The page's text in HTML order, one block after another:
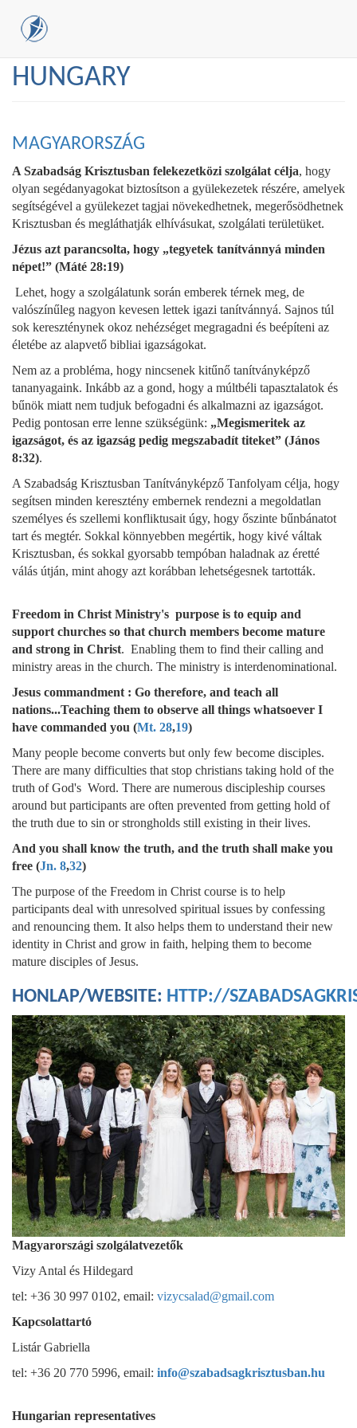
Skip
HUNGARY
MAGYARORSZÁG
A Szabadság Krisztusban felekezetközi szolgálat célja, hogy
olyan segédanyagokat biztosítson a gyülekezetek részére, amelyek
segítségével a gyülekezet tagjai növekedhetnek, megerősödhetnek
Krisztusban és megláthatják elhívásukat, szolgálati területüket.
Jézus azt parancsolta, hogy „tegyetek tanítvánnyá minden
népet!” (Máté 28:19)
Lehet, hogy a szolgálatunk során emberek térnek meg, de
valószínűleg nagyon kevesen lettek igazi tanítvánnyá. Sajnos túl
sok kereszténynek okoz nehézséget megragadni és beépíteni az
életébe az alapvető bibliai igazságokat.
Nem az a probléma, hogy nincsenek kitűnő tanítványképző
tananyagaink. Inkább az a gond, hogy a múltbéli tapasztalatok és
bűnök miatt nem tudjuk befogadni és alkalmazni az igazságot.
Pedig pontosan erre lenne szükségünk: „Megismeritek az
igazságot, és az igazság pedig megszabadít titeket” (János
8:32).
A Szabadság Krisztusban Tanítványképző Tanfolyam célja, hogy
segítsen minden keresztény embernek rendezni a megoldatlan
személyes és szellemi konfliktusait úgy, hogy őszinte bűnbánatot
tart és megtér. Sokkal könnyebben megértik, hogy kivé váltak
Krisztusban, és sokkal gyorsabb tempóban haladnak az éretté
válás útján, mint ahogy azt korábban lehetségesnek tartották.
Freedom in Christ Ministry's purpose is to equip and
support churches so that church members become mature
and strong in Christ. Enabling them to find their calling and
ministry areas in the church. The ministry is interdenominational.
Jesus commandment : Go therefore, and teach all
nations...Teaching them to observe all things whatsoever I
have commanded you (Mt. 28,19)
Many people become converts but only few become disciples.
There are many difficulties that stop christians taking hold of the
truth of God's Word. There are numerous discipleship courses
around but participants are often prevented from getting hold of
the truth due to sin or strongholds still existing in their lives.
And you shall know the truth, and the truth shall make you
free (Jn. 8,32)
The purpose of the Freedom in Christ course is to help
participants deal with unresolved spiritual issues by confessing
and renouncing them. It also helps them to understand their new
identity in Christ and grow in faith, helping them to become
mature disciples of Jesus.
HONLAP/WEBSITE: HTTP://
Magyarországi szolgálatvezetők
Vizy Antal és Hildegard
tel: +36 30 997 0102, email: vizycsalad@gmail.com
Kapcsolattartó
Listár Gabriella
tel: +36 20 770 5996, email: info@szabadsagkrisztusban.hu
Hungarian representatives